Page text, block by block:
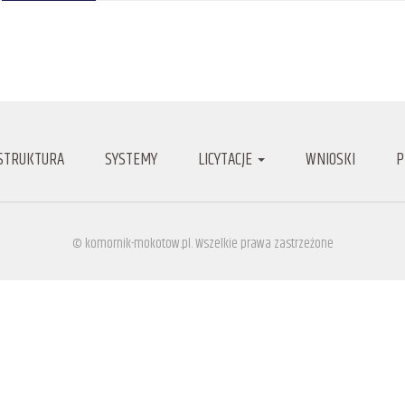
SYSTEMY LICYTACJE WNIOSKI
© komornik-mokotow.pl. Wszelkie prawa zastrzeżone